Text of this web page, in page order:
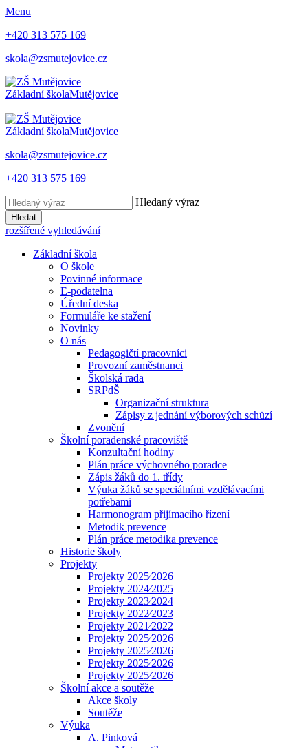
Menu
+420 313 575 169
skola@zsmutejovice.cz
Základní školaMutějovice
Základní školaMutějovice
skola@zsmutejovice.cz
+420 313 575 169
Hledaný výraz
Hledat
rozšířené vyhledávání
Základní škola
O škole
Povinné informace
E-podatelna
Úřední deska
Formuláře ke stažení
Novinky
O nás
Pedagogičtí pracovníci
Provozní zaměstnanci
Školská rada
SRPdŠ
Organizační struktura
Zápisy z jednání výborových schůzí
Zvonění
Školní poradenské pracoviště
Konzultační hodiny
Plán práce výchovného poradce
Zápis žáků do 1. třídy
Výuka žáků se speciálními vzdělávacími
potřebami
Harmonogram přijímacího řízení
Metodik prevence
Plán práce metodika prevence
Historie školy
Projekty
Projekty 2025⁄2026
Projekty 2024⁄2025
Projekty 2023⁄2024
Projekty 2022⁄2023
Projekty 2021⁄2022
Projekty 2025⁄2026
Projekty 2025⁄2026
Projekty 2025⁄2026
Projekty 2025⁄2026
Školní akce a soutěže
Akce školy
Soutěže
Výuka
A. Pinková